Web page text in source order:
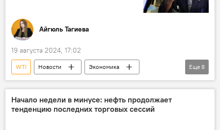
Айгюль Тагиева
19 августа 2024, 17:02
WTI Новости
Экономика
энергетика
Цена нефти
Снижение цен
Ближний Восток
сектор Газа
Еще 8
Начало недели в минусе: нефть продолжает
тенденцию последних торговых сессий